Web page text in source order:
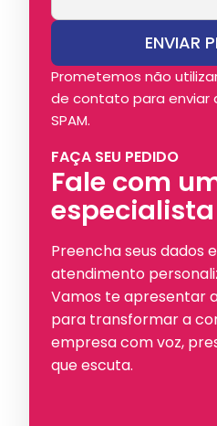
FAÇA SEU PEDIDO
Fale com
Preencha seus dados
atendimento
Vamos te apresentar
para transformar a
empresa com voz,
que escuta.
Prometemos não
de contato para enviar
SPAM.